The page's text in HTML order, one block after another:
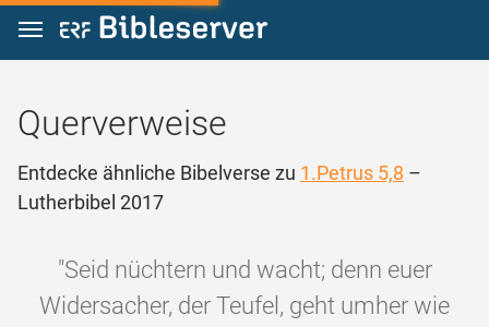
Zum Inhalt springen
Querverweise
Entdecke ähnliche Bibelverse zu 1.Petrus 5,8 –
Lutherbibel 2017
"Seid nüchtern und wacht; denn euer
Widersacher, der Teufel, geht umher wie